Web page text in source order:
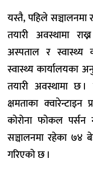
यस्तै, पहिले
तयारी अवस्थामा
अस्पताल र स्वास्थ्य
स्वास्थ्य कार्यालयका
तयारी अवस्थामा छ
क्षमताका क्वारेन्टाइन
कोरोना फोकल पर्सन
सञ्चालनमा रहेका ७४
गरिएको छ ।